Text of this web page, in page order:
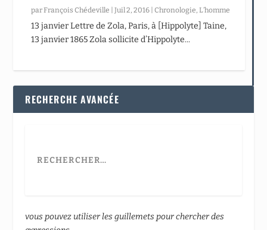
par François Chédeville |Juil 2, 2016 |Chronologie L’homme
13 janvier Lettre de Zola, Paris, à [Hippolyte] Taine,
13 janvier 1865 Zola sollicite d’Hippolyte...
RECHERCHE AVANCÉE
vous pouvez utiliser les guillemets pour chercher des